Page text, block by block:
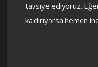
tavsiye ediyoruz.
kaldırıyorsa hemen